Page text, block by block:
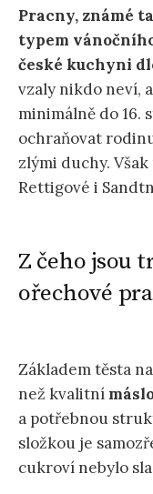
Pracny, známé
typem
české kuchyni
vzaly nikdo neví,
minimálně do 16.
ochraňovat
zlými duchy.
Rettigové i
Z čeho jsou
ořechové
Základem těsta na
než kvalitní
a potřebnou
složkou je
cukroví nebylo